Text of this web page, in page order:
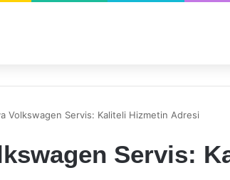
Volkswagen Servis: Kaliteli Hizmetin Adresi
Servis: